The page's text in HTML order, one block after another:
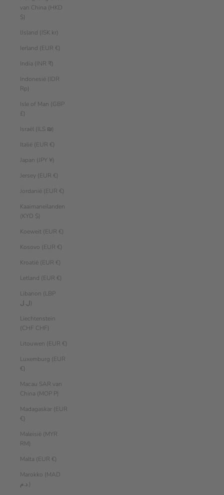
van China (HKD
$)
IJsland (ISK kr)
Ierland (EUR €)
India (INR ₹)
Indonesië (IDR
Rp)
Isle of Man (GBP
£)
Israël (ILS ₪)
Italië (EUR €)
Japan (JPY ¥)
Jersey (EUR €)
Jordanië (EUR €)
Kaaimaneilanden
(KYD $)
Koeweit (EUR €)
Kosovo (EUR €)
Kroatië (EUR €)
Letland (EUR €)
Libanon (LBP
ل.ل)
Liechtenstein
(CHF CHF)
Litouwen (EUR €)
Luxemburg (EUR
€)
Macau SAR van
China (MOP P)
Madagaskar (EUR
€)
Maleisië (MYR
RM)
Malta (EUR €)
Marokko (MAD
د.م.)